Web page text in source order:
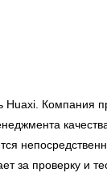
Huaxi. Компания
за проверку и